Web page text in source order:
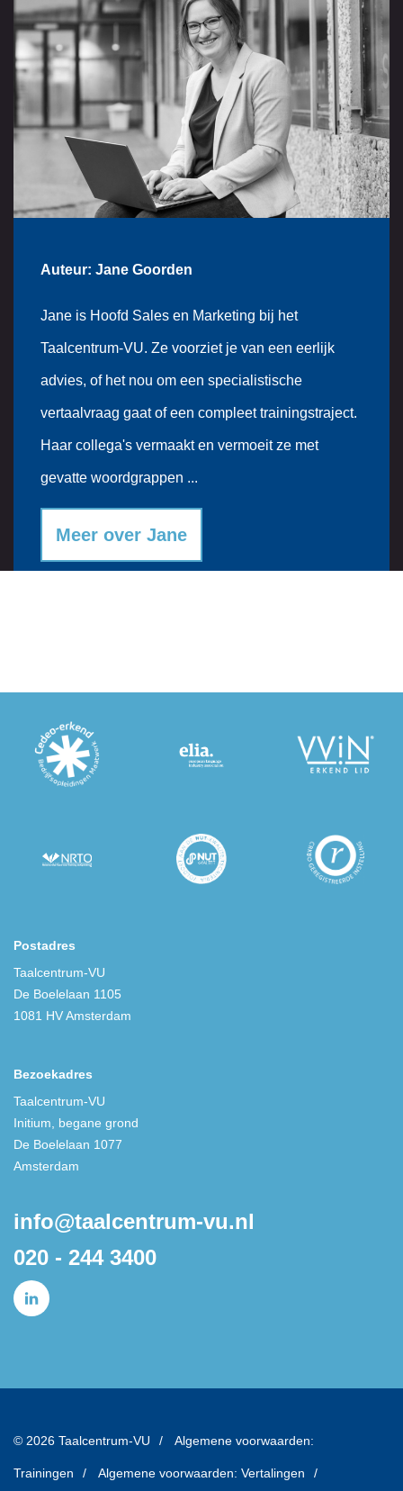
Auteur: Jane Goorden
Jane is Hoofd Sales en Marketing bij het
Taalcentrum-VU. Ze voorziet je van een eerlijk
advies, of het nou om een specialistische
vertaalvraag gaat of een compleet trainingstraject.
Haar collega's vermaakt en vermoeit ze met
gevatte woordgrappen ...
Meer over Jane
Postadres
Taalcentrum-VU
De Boelelaan 1105
1081 HV Amsterdam
Bezoekadres
Taalcentrum-VU
Initium, begane grond
De Boelelaan 1077
Amsterdam
info@taalcentrum-vu.nl
020 - 244 3400
© 2026 Taalcentrum-VU Algemene voorwaarden:
Trainingen Algemene voorwaarden: Vertalingen